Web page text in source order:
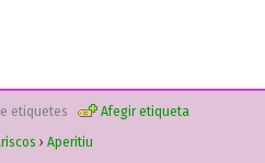
etiquetes
Afegir etiqueta
› Aperitiu